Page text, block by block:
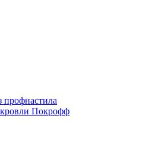
профнастила
Покрофф